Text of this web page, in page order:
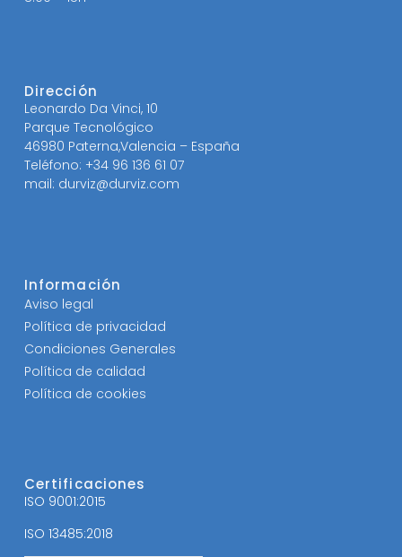
Dirección
Leonardo Da Vinci, 10
Parque Tecnológico
46980 Paterna,Valencia – España
Teléfono: +34 96 136 61 07
mail: durviz@durviz.com
Información
Aviso legal
Política de privacidad
Condiciones Generales
Política de calidad
Política de cookies
Certificaciones
ISO 9001:2015
ISO 13485:2018